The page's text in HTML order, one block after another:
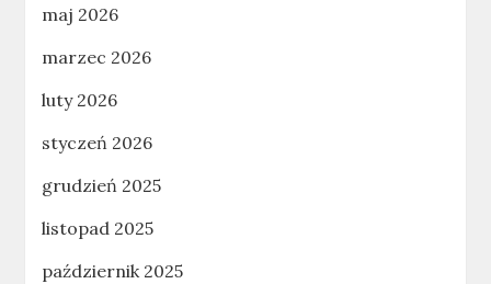
maj 2026
marzec 2026
luty 2026
styczeń 2026
grudzień 2025
listopad 2025
październik 2025